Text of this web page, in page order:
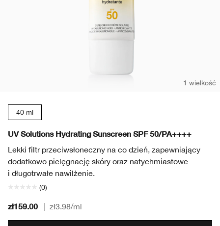
1 wielkość
40 ml
UV Solutions Hydrating Sunscreen SPF 50/PA++++
Lekki filtr przeciwsłoneczny na co dzień, zapewniający
dodatkowo pielęgnację skóry oraz natychmiastowe
i długotrwałe nawilżenie.
(0)
zł159.00 zł3.98/ml